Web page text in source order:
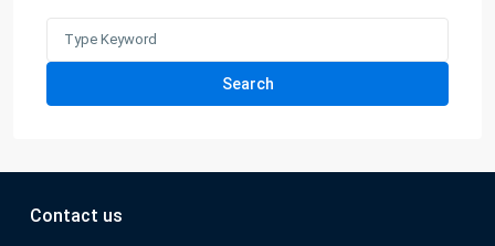
Search
Contact us